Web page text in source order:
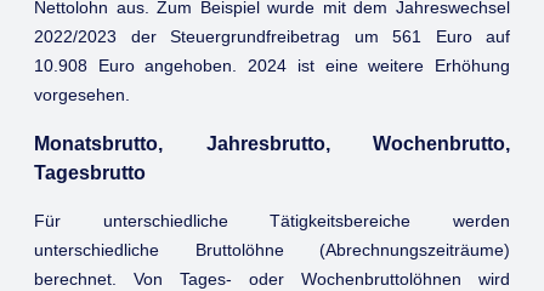
Nettolohn aus. Zum Beispiel wurde mit dem Jahreswechsel
2022/2023 der Steuergrundfreibetrag um 561 Euro auf
10.908 Euro angehoben. 2024 ist eine weitere Erhöhung
vorgesehen.
Monatsbrutto, Jahresbrutto, Wochenbrutto,
Tagesbrutto
Für unterschiedliche Tätigkeitsbereiche werden
unterschiedliche Bruttolöhne (Abrechnungszeiträume)
berechnet. Von Tages- oder Wochenbruttolöhnen wird